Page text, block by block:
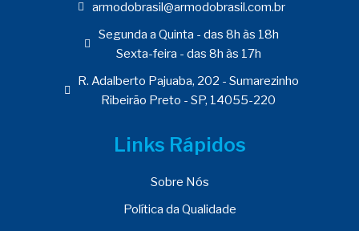
armodobrasil@armodobrasil.com.br
Segunda a Quinta - das 8h às 18h
Sexta-feira - das 8h às 17h
R. Adalberto Pajuaba, 202 - Sumarezinho
Ribeirão Preto - SP, 14055-220
Links Rápidos
Sobre Nós
Política da Qualidade